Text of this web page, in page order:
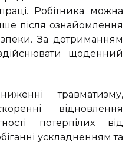
Робітника можна
після ознайомлення
За дотриманням
щоденний
травматизму,
відновлення
потерпілих від
ускладненням та